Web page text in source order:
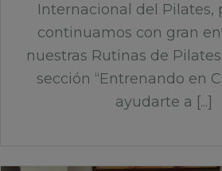
Internacional del Pilates,
continuamos con gran
nuestras Rutinas de
sección “Entrenando en
ayudarte a [...]